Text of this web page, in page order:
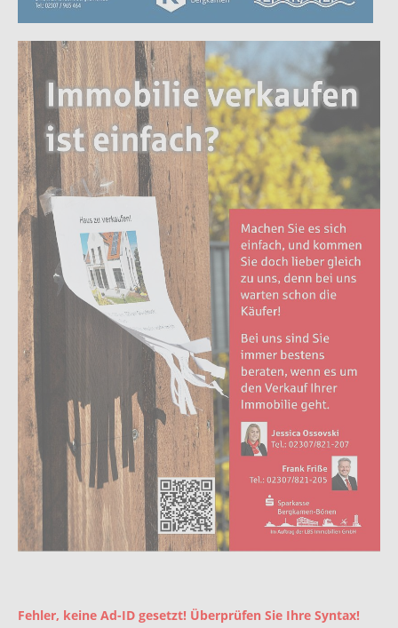
Fehler, keine Ad-ID gesetzt! Überprüfen Sie Ihre Syntax!